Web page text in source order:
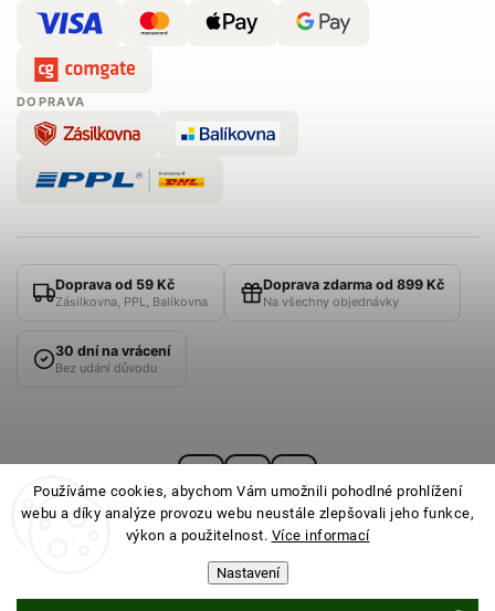
Používáme cookies, abychom Vám umožnili pohodlné prohlížení
webu a díky analýze provozu webu neustále zlepšovali jeho funkce,
výkon a použitelnost. Více informací
Nastavení
DOPRAVA
Doprava od 59 Kč
Zásilkovna, PPL, Balíkovna
Doprava zdarma od 899 Kč
Na všechny objednávky
30 dní na vrácení
Bez udání důvodu
PONOŽKOVNA· Všechna práva vyhrazena ·